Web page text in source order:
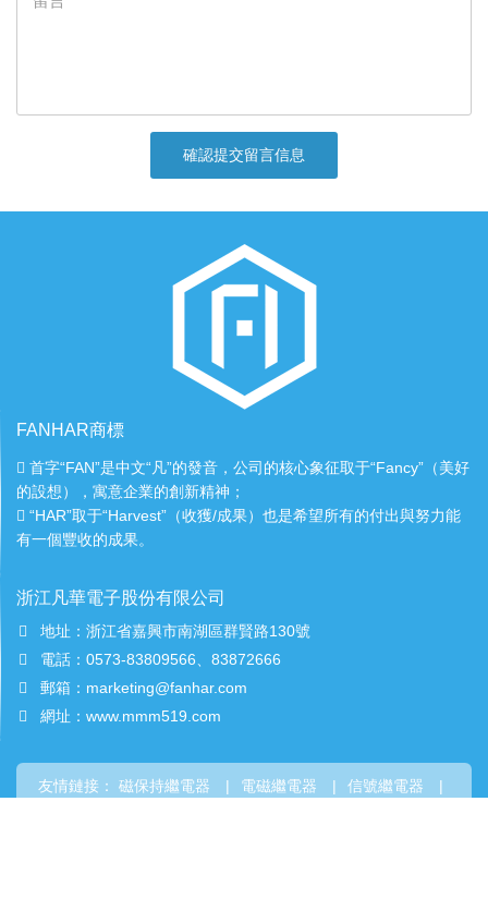
確認提交留言信息
FANHAR商標
首字“FAN”是中文“凡”的發音，公司的核心象征取于“Fancy”（美好
的設想），寓意企業的創新精神；
“HAR”取于“Harvest”（收獲/成果）也是希望所有的付出與努力能
有一個豐收的成果。
浙江凡華電子股份有限公司
地址：浙江省嘉興市南湖區群賢路130號
電話：0573-83809566、83872666
郵箱：marketing@fanhar.com
網址：www.mmm519.com
友情鏈接： 磁保持繼電器 | 電磁繼電器 | 信號繼電器
|